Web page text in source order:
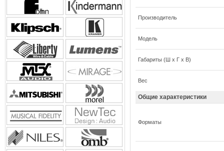
Производитель
Модель
Габариты (Ш x Г x В)
Вес
Общие характеристики
Форматы